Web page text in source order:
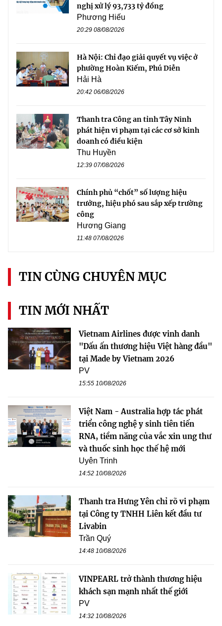
nghị xử lý 93,733 tỷ đồng
Phương Hiếu
20:29 08/08/2026
Hà Nội: Chỉ đạo giải quyết vụ việc ở
phường Hoàn Kiếm, Phú Diễn
Hải Hà
20:42 06/08/2026
Thanh tra Công an tỉnh Tây Ninh
phát hiện vi phạm tại các cơ sở kinh
doanh có điều kiện
Thu Huyền
12:39 07/08/2026
Chính phủ “chốt” số lượng hiệu
trưởng, hiệu phó sau sắp xếp trường
công
Hương Giang
11:48 07/08/2026
TIN CÙNG CHUYÊN MỤC
TIN MỚI NHẤT
Vietnam Airlines được vinh danh
"Dấu ấn thương hiệu Việt hàng đầu"
tại Made by Vietnam 2026
PV
15:55 10/08/2026
Việt Nam - Australia hợp tác phát
triển công nghệ y sinh tiên tiến
RNA, tiềm năng của vắc xin ung thư
và thuốc sinh học thế hệ mới
Uyên Trinh
14:52 10/08/2026
Thanh tra Hưng Yên chỉ rõ vi phạm
tại Công ty TNHH Liên kết đầu tư
Livabin
Trần Quý
14:48 10/08/2026
VINPEARL trở thành thương hiệu
khách sạn mạnh nhất thế giới
PV
14:32 10/08/2026